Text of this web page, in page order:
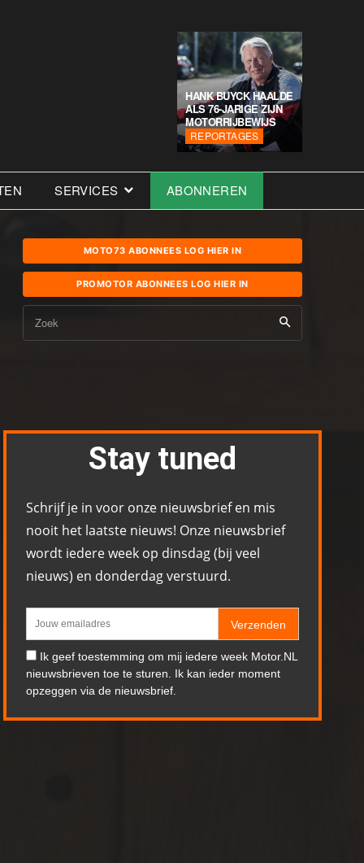
HANK BUYCK HAALDE
ALS 76-JARIGE ZIJN
MOTORRIJBEWIJS
REPORTAGES
SERVICES ABONNEREN
MOTO73 ABONNEES LOG HIER IN
PROMOTOR ABONNEES LOG HIER IN
Zoek
Stay tuned
Schrijf je in voor onze nieuwsbrief en mis
nooit het laatste nieuws! Onze nieuwsbrief
wordt iedere week op dinsdag (bij veel
nieuws) en donderdag verstuurd.
Verzenden
Ik geef toestemming om mij iedere week Motor.NL
nieuwsbrieven toe te sturen. Ik kan ieder moment
opzeggen via de nieuwsbrief.